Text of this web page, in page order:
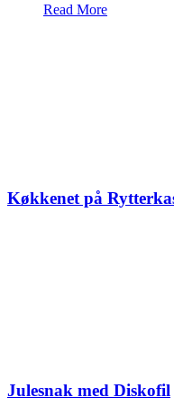
Read More
Køkkenet på
Julesnak med Diskofil